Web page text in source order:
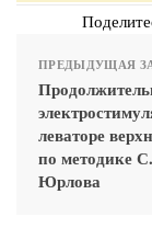
ПРЕДЫДУЩАЯ
леваторе
по методике
Юрлова